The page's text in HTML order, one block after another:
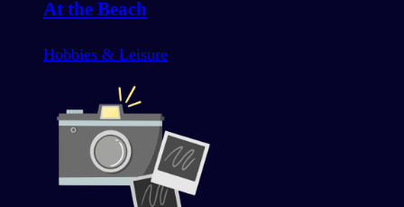
At the Beach
Hobbies & Leisure